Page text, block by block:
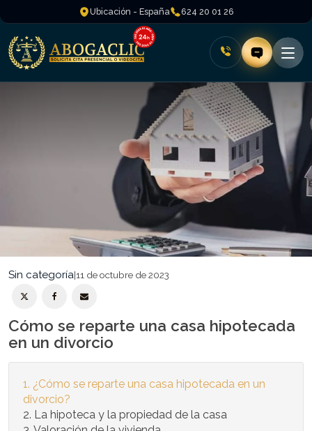
Ubicación - España 624 20 01 26
Sin categoría|11 de octubre de 2023
Cómo se reparte una casa hipotecada
en un divorcio
¿Cómo se reparte una casa hipotecada en un
divorcio?
La hipoteca y la propiedad de la casa